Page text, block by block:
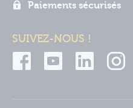
Paiements sécurisés
SUIVEZ-NOUS !